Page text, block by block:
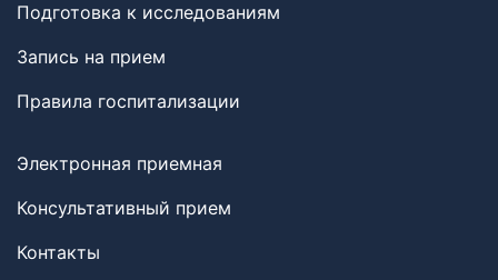
Подготовка к исследованиям
Запись на прием
Правила госпитализации
Электронная приемная
Консультативный прием
Контакты